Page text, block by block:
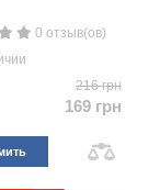
0 отзыв(ов)
216 грн
169 грн